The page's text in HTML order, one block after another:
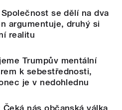
se dělí na dva
argumentuje, druhý si
realitu
Trumpův mentální
k sebestřednosti,
je v nedohlednu